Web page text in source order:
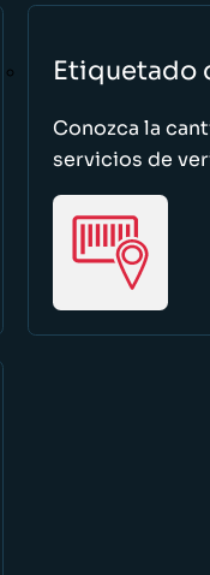
Etiquetado
Conozca la
servicios de